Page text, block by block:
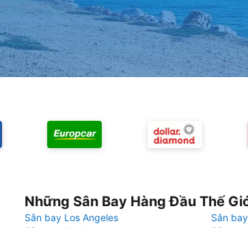
Những Sân Bay Hàng Đầu Thế
Sân bay Los Angeles
Sân